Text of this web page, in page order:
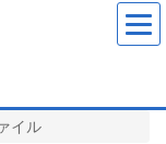
イル